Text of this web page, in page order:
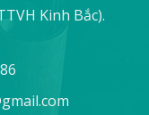
Kinh Bắc).